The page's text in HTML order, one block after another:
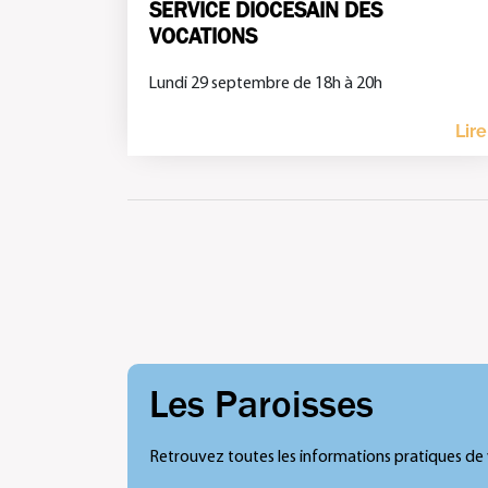
SERVICE DIOCESAIN DES
VOCATIONS
Lundi 29 septembre de 18h à 20h
Lire
Les Paroisses
Retrouvez toutes les informations pratiques de